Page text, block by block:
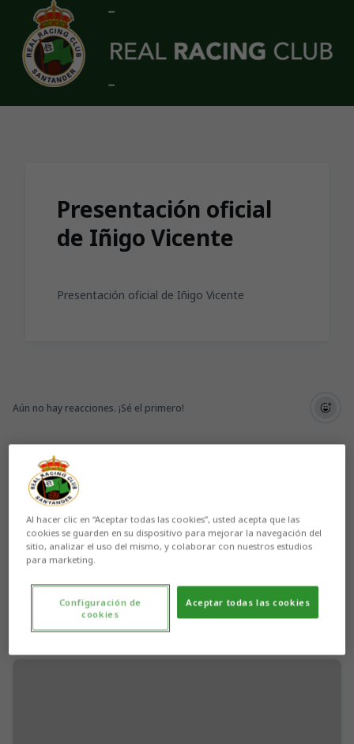
Skip to main content
Presentación oficial
de Iñigo Vicente
Presentación oficial de Iñigo Vicente
Aún no hay reacciones. ¡Sé el primero!
Al hacer clic en “Aceptar todas las cookies”, usted acepta que las
cookies se guarden en su dispositivo para mejorar la navegación del
sitio, analizar el uso del mismo, y colaborar con nuestros estudios
para marketing.
Aceptar todas las cookies
Configuración de
cookies